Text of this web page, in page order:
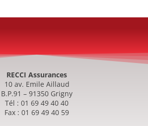
RECCI Assurances
10 av. Emile Aillaud
B.P.91 – 91350 Grigny
Tél : 01 69 49 40 40
Fax : 01 69 49 40 59